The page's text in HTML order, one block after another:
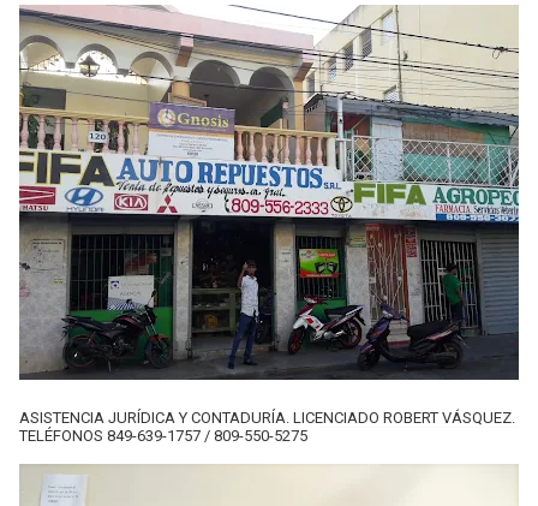
ASISTENCIA JURÍDICA Y CONTADURÍA. LICENCIADO ROBERT VÁSQUEZ.
TELÉFONOS 849-639-1757 / 809-550-5275